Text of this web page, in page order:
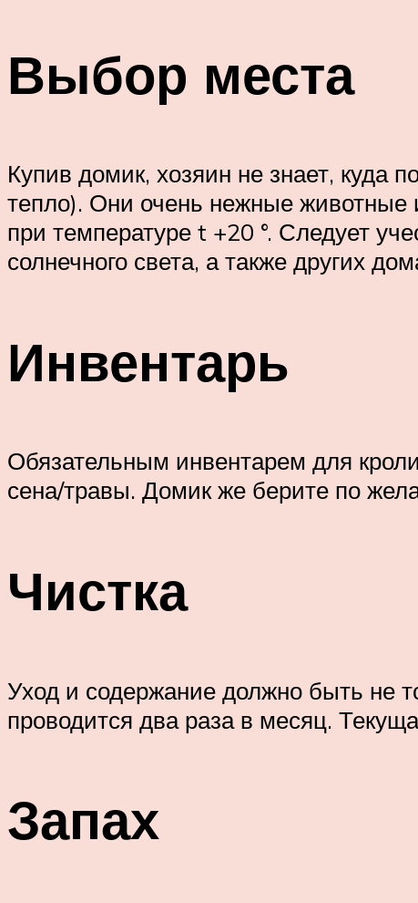
Выбор места
Купив домик, хозяин не знает, куда
тепло). Они очень нежные животные
при температуре t +20 °. Следует
солнечного света, а также других
Инвентарь
Обязательным инвентарем для
сена/травы. Домик же берите по
Чистка
Уход и содержание должно быть не
проводится два раза в месяц.
Запах